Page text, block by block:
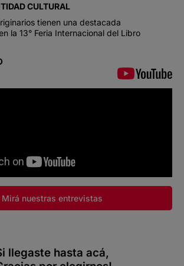
CULTURAL
tienen una destacada
la 13° Feria Internacional del Libro
Mirá nuestras entrevistas
llegaste hasta acá,